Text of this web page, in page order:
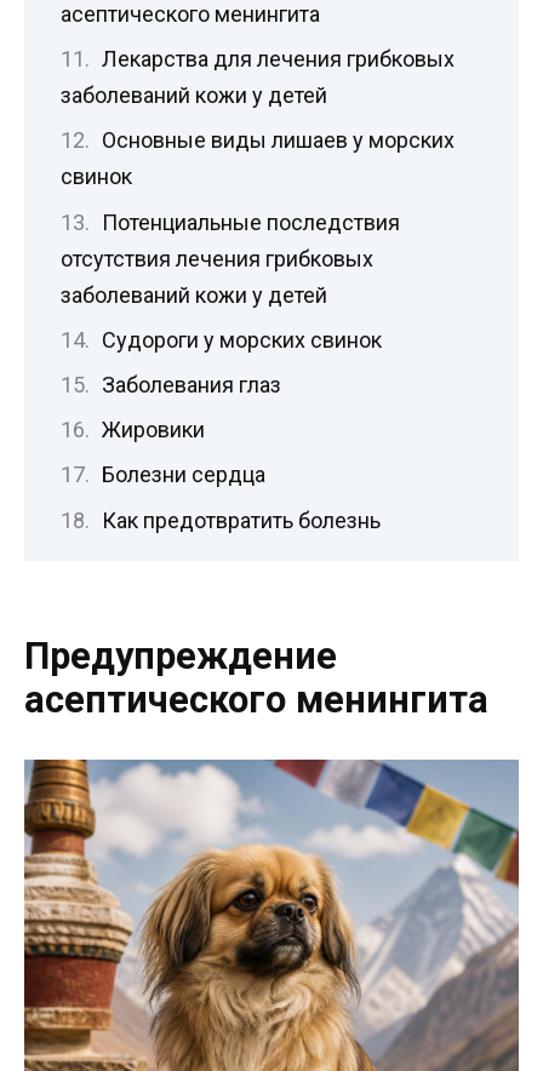
асептического менингита
Лекарства для лечения грибковых
заболеваний кожи у детей
Основные виды лишаев у морских
свинок
Потенциальные последствия
отсутствия лечения грибковых
заболеваний кожи у детей
Судороги у морских свинок
Заболевания глаз
Жировики
Болезни сердца
Как предотвратить болезнь
Предупреждение
асептического менингита